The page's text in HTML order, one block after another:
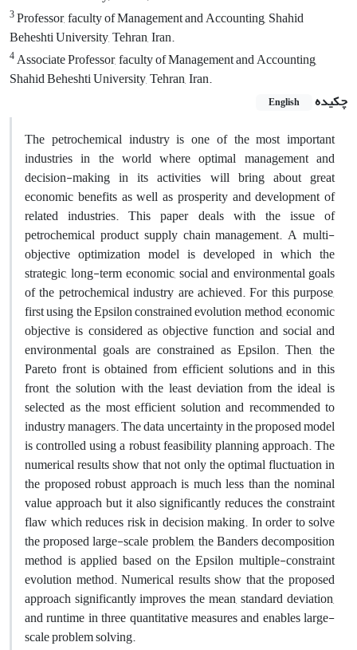
3Professor, faculty of Management and Accounting, Shahid
Beheshti University, Tehran, Iran.
4Associate Professor, faculty of Management and Accounting,
Shahid Beheshti University, Tehran, Iran.
چکیده
English
The petrochemical industry is one of the most important
industries in the world where optimal management and
decision-making in its activities will bring about great
economic benefits as well as prosperity and development of
related industries. This paper deals with the issue of
petrochemical product supply chain management. A multi-
objective optimization model is developed in which the
strategic, long-term economic, social and environmental goals
of the petrochemical industry are achieved. For this purpose,
first using the Epsilon constrained evolution method, economic
objective is considered as objective function and social and
environmental goals are constrained as Epsilon. Then, the
Pareto front is obtained from efficient solutions and in this
front, the solution with the least deviation from the ideal is
selected as the most efficient solution and recommended to
industry managers. The data uncertainty in the proposed model
is controlled using a robust feasibility planning approach. The
numerical results show that not only the optimal fluctuation in
the proposed robust approach is much less than the nominal
value approach but it also significantly reduces the constraint
flaw which reduces risk in decision making. In order to solve
the proposed large-scale problem, the Banders decomposition
method is applied based on the Epsilon multiple-constraint
evolution method. Numerical results show that the proposed
approach significantly improves the mean, standard deviation,
and runtime in three quantitative measures and enables large-
scale problem solving.